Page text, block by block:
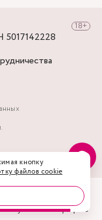
кнопку
файлов cookie
Услуги Профиль